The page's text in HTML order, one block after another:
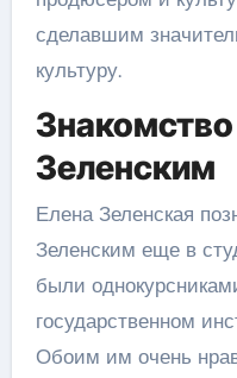
сделавшим
культуру.
Зеленским
Елена Зеленская
Зеленским еще в
были
государственном
Обоим им очень